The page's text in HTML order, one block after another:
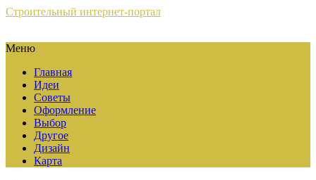
Строительный интернет-портал
Меню
Главная
Идеи
Советы
Оформление
Выбор
Другое
Дизайн
Карта